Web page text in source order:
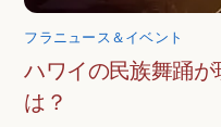
フラニュース＆イベント
ハワイの民族舞踊
は？